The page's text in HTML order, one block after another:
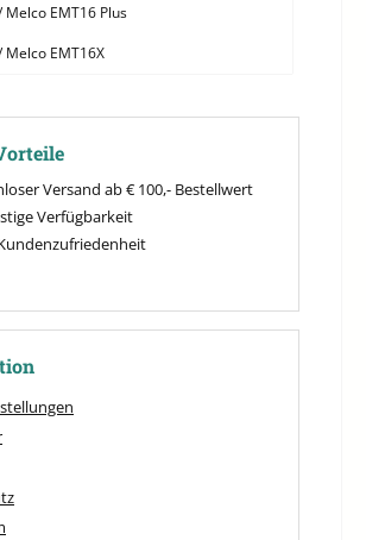
Melco EMT16 Plus
Melco EMT16X
Versand ab € 100,- Bestellwert
Verfügbarkeit